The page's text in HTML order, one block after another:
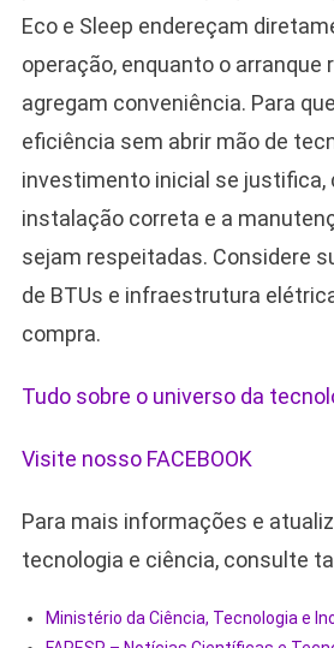
Eco e Sleep endereçam
operação, enquanto o arranque
agregam conveniência. Para
eficiência sem abrir mão de
investimento inicial se justifica,
instalação correta e a
sejam respeitadas. Considere
de BTUs e infraestrutura
compra.
Tudo sobre o universo da
Visite nosso FACEBOOK
Para mais informações e
tecnologia e ciência, consulte
Ministério da Ciência, Tecnologia e